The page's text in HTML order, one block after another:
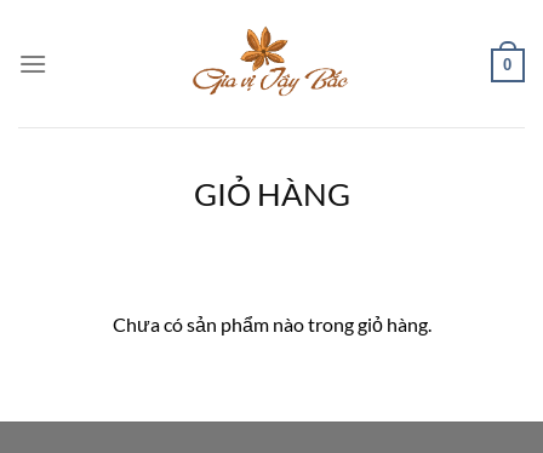
nội
0
GIỎ HÀNG
Chưa có sản phẩm nào trong giỏ hàng.